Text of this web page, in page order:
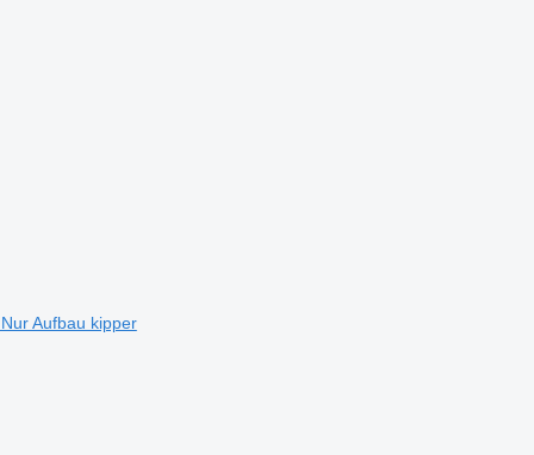
Aufbau kipper